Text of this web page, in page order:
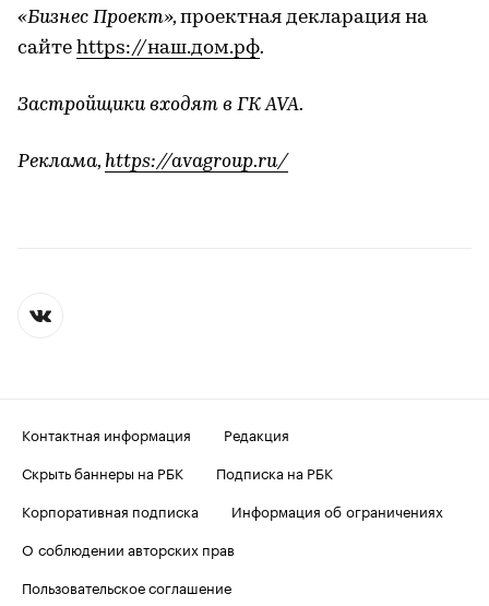
«Бизнес Проект», проектная декларация на
сайте https://наш.дом.рф.
Застройщики входят в ГК AVA.
Реклама, https://avagroup.ru/
Контактная информация
Редакция
Скрыть баннеры на РБК
Подписка на РБК
Корпоративная подписка
Информация об ограничениях
О соблюдении авторских прав
Пользовательское соглашение